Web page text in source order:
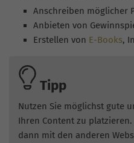
Anschreiben möglicher
Anbieten von
Erstellen von E-Books,
Tipp
Nutzen Sie möglichst gute
Ihren Content zu
dann mit den anderen